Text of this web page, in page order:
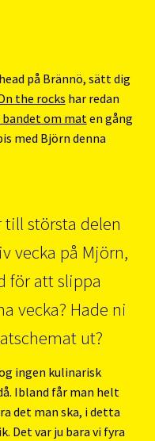
på Brännö, sätt dig
the rocks har redan
om maten gång
med Björn denna
till största delen
vecka på Mjörn,
för att slippa
vecka? Hade ni
ut?
ingen kulinarisk
Ibland får man helt
det man ska, i detta
Det var ju bara vi fyra